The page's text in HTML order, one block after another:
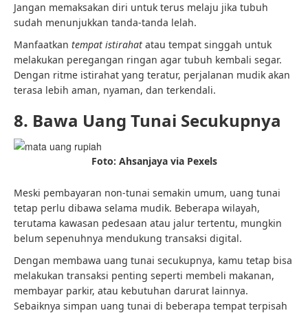
Jangan memaksakan diri untuk terus melaju jika tubuh
sudah menunjukkan tanda-tanda lelah.
Manfaatkan tempat istirahat atau tempat singgah untuk
melakukan peregangan ringan agar tubuh kembali segar.
Dengan ritme istirahat yang teratur, perjalanan mudik akan
terasa lebih aman, nyaman, dan terkendali.
8. Bawa Uang Tunai Secukupnya
Foto: Ahsanjaya via Pexels
Meski pembayaran non-tunai semakin umum, uang tunai
tetap perlu dibawa selama mudik. Beberapa wilayah,
terutama kawasan pedesaan atau jalur tertentu, mungkin
belum sepenuhnya mendukung transaksi digital.
Dengan membawa uang tunai secukupnya, kamu tetap bisa
melakukan transaksi penting seperti membeli makanan,
membayar parkir, atau kebutuhan darurat lainnya.
Sebaiknya simpan uang tunai di beberapa tempat terpisah